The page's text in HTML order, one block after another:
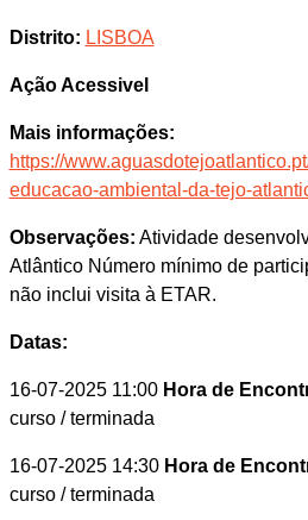
Distrito: LISBOA
Ação Acessivel
Mais informações:
https://
educacao-ambiental-da-tejo-
Observações: Atividade
Atlântico Número mínimo de
não inclui visita à ETAR.
Datas:
16-07-2025 11:00 Hora de
curso / terminada
16-07-2025 14:30 Hora de
curso / terminada